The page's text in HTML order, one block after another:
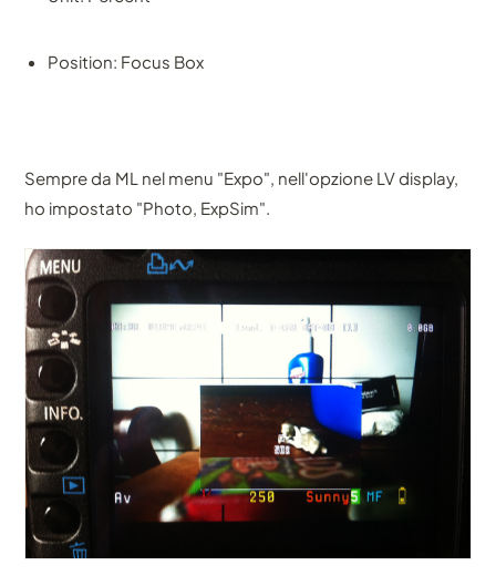
Position: Focus Box
Sempre da ML nel menu "Expo", nell'opzione LV display,
ho impostato "Photo, ExpSim".